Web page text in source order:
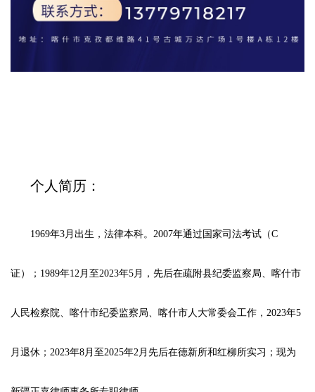
个人简历：
1969年3月出生，法律本科。2007年通过国家司法考试（C
证）；1989年12月至2023年5月，先后在疏附县纪委监察局、喀什市
人民检察院、喀什市纪委监察局、喀什市人大常委会工作，2023年5
月退休；2023年8月至2025年2月先后在德新所和红柳所实习；现为